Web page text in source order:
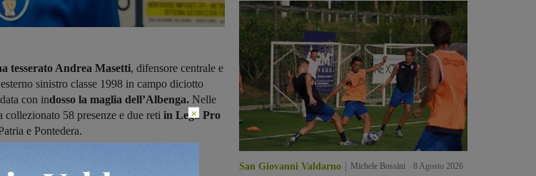
tesserato Andrea Masetti, difensore centrale e
sinistro classe 1998 in campo diciotto
con indosso la maglia dell’Albenga. Nelle
collezionato 58 presenze e due reti in Lega Pro
e Pontedera.
San Giovanni Valdarno Michele Bossini 8 Agosto 2026
×